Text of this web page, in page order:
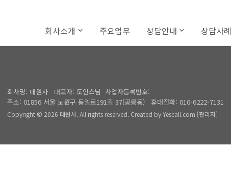
회사소개 주요업무 상담안내 상담사례
회사명: 대원사대표자: 도안스님 사업자등록번호:
주소: 01856 서울 노원구 동일로191길 37(공릉동) 휴대전화: 010-6222-7131
Copyright © 2026 대원사. All rights reserved. Created by Yescall.com [관리자]